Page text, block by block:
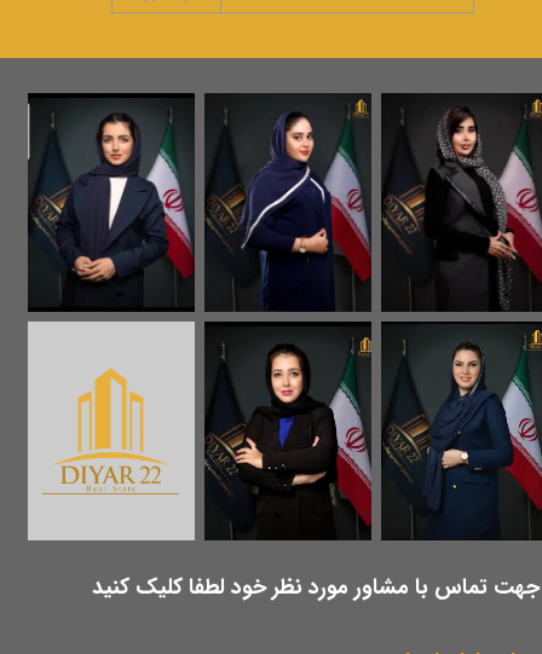
​جهت تماس با مشاور مورد نظر خود لطفا کلیک کنید